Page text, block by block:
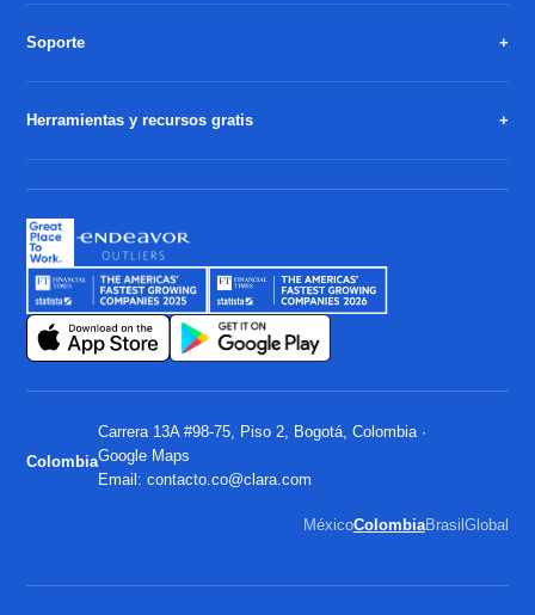
Soporte
Herramientas y recursos gratis
Colombia
Carrera 13A #98-75, Piso 2, Bogotá, Colombia ·
Google Maps
Email:contacto.co@clara.com
MéxicoColombiaBrasilGlobal